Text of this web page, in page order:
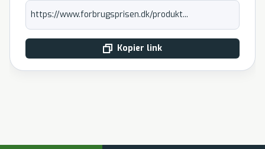
https://www.forbrugsprisen.dk/produkt...
Kopier link